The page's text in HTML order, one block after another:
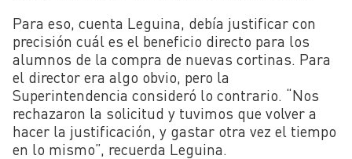
Para eso, cuenta Leguina, debía justificar con
precisión cuál es el beneficio directo para los
alumnos de la compra de nuevas cortinas. Para
el director era algo obvio, pero la
Superintendencia consideró lo contrario. “Nos
rechazaron la solicitud y tuvimos que volver a
hacer la justificación, y gastar otra vez el tiempo
en lo mismo”, recuerda Leguina.